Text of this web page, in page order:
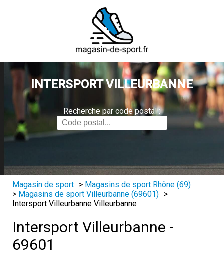
INTERSPORT VILLEURBANNE
Recherche par code postal :
Magasin de sport > Magasins de sport Rhône (69)
> Magasins de sport Villeurbanne (69601) >
Intersport Villeurbanne Villeurbanne
Intersport Villeurbanne -
69601